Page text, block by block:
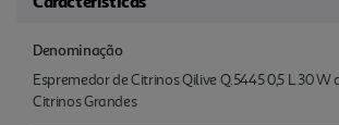
Denominação
Espremedor de Citrinos Qilive Q.5445 0,5 L 30 W
Citrinos Grandes